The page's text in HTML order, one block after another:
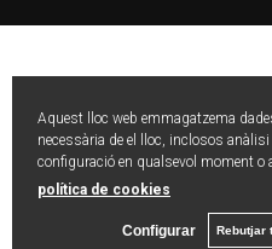
Aquest lloc web emmagatzema
necessària de el lloc, inclosos
configuració en qualsevol moment o
política de cookies
Configurar Rebutjar